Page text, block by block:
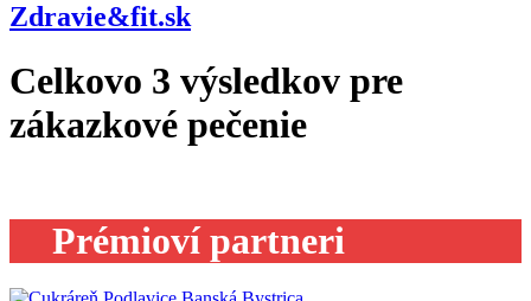
Zdravie&fit.sk
Celkovo 3 výsledkov pre
zákazkové pečenie
Prémioví partneri